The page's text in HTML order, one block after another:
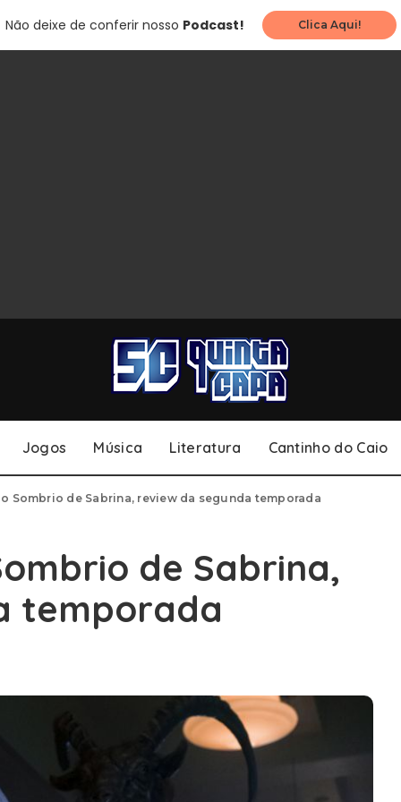
Não deixe de conferir nosso Podcast! Clica Aqui!
Jogos Música Literatura Cantinho do Caio
Sombrio de Sabrina, review da segunda temporada
de Sabrina,
temporada